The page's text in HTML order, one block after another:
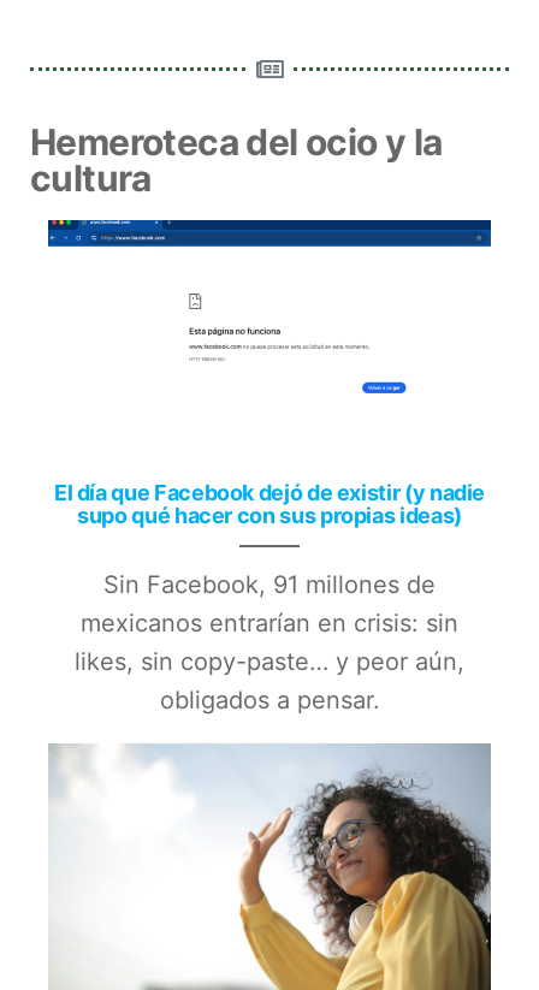
Hemeroteca del ocio y la
cultura
El día que Facebook dejó de existir (y nadie
supo qué hacer con sus propias ideas)
Sin Facebook, 91 millones de
mexicanos entrarían en crisis: sin
likes, sin copy-paste… y peor aún,
obligados a pensar.